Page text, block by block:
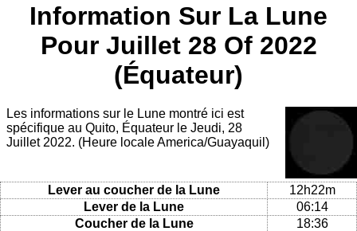
Information Sur La Lune
Pour Juillet 28 Of 2022
(Équateur)
Les informations sur le Lune montré ici est
spécifique au Quito, Équateur le Jeudi, 28
Juillet 2022. (Heure locale America/Guayaquil)
Lever au coucher de la Lune
12h22m
Lever de la Lune
06:14
Coucher de la Lune
18:36